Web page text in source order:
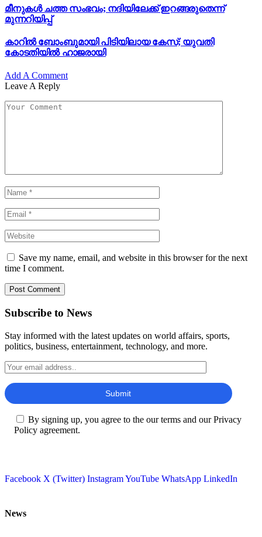
മീനുകൾ ചത്ത സംഭവം; നദിയിലേക്ക് ഇറങ്ങരുതെന്ന്
മുന്നറിയിപ്പ്
കാറിൽ ബോംബുമായി പിടിയിലായ കേസ്; യുവതി
കോടതിയിൽ ഹാജരായി
Add A Comment
Leave A Reply
Save my name, email, and website in this browser for the next
time I comment.
Subscribe to News
Stay informed with the latest updates on world affairs, sports,
politics, business, entertainment, technology, and more.
By signing up, you agree to the our terms and our Privacy
Policy agreement.
Facebook X (Twitter) InstagramYouTube WhatsApp LinkedIn
News